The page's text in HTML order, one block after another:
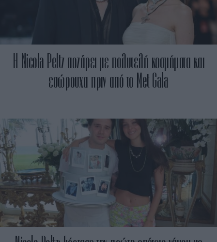
Η Nicola Peltz ποζάρει με πολυτελή κοσμήματα και
εσώρουχα πριν από το Met Gala